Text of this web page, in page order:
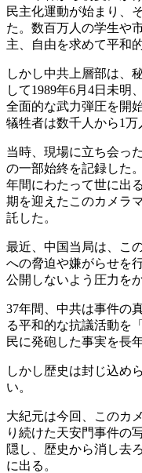
民主化運動が始まり、
た。数百万人の学生や
主、自由を求めて平和
しかし中共上層部は、
して1989年6月4日未明
全面的な武力弾圧を開
犠牲者は数千人から1万
当時、現場に立ち会っ
の一部始終を記録した
年間にわたって世に出
期を迎えたこのカメラ
託した。
最近、中国当局は、こ
への脅迫や嫌がらせを
公開しないよう圧力を
37年間、中共は事件の
る平和的な抗議活動を
民に発砲した事実を長
しかし歴史は封じ込め
い。
大紀元は今回、このカ
り続けた天安門事件の
隠し、歴史から消し去
に出る。